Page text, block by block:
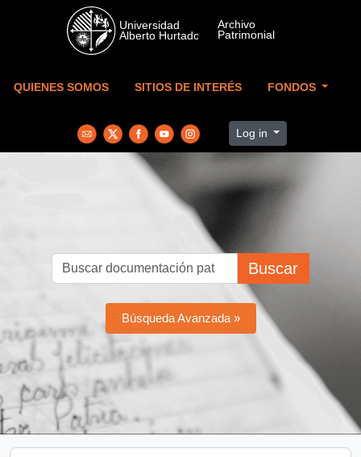
Skip to main content
QUIENES SOMOS SITIOS DE INTERÉS FONDOS
Log in
Buscar
Búsqueda Avanzada »